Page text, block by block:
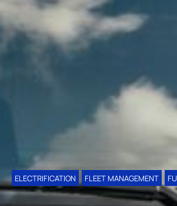
ELECTRIFICATION FLEET MANAGEMENT